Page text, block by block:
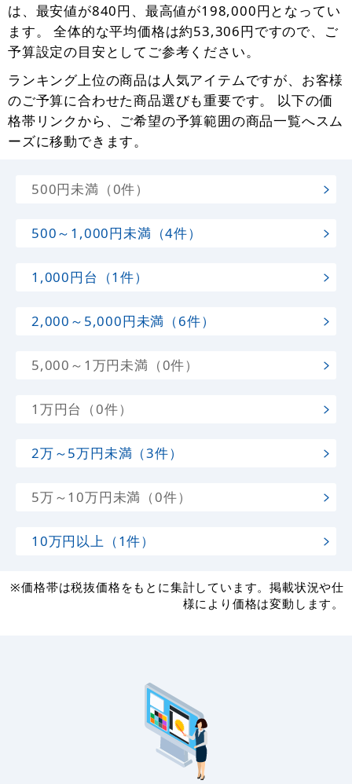
は、最安値が840円、最高値が198,000円となってい
ます。 全体的な平均価格は約53,306円ですので、ご
予算設定の目安としてご参考ください。
ランキング上位の商品は人気アイテムですが、お客様
のご予算に合わせた商品選びも重要です。 以下の価
格帯リンクから、ご希望の予算範囲の商品一覧へスム
ーズに移動できます。
500円未満（0件）
500～1,000円未満（4件）
1,000円台（1件）
2,000～5,000円未満（6件）
5,000～1万円未満（0件）
1万円台（0件）
2万～5万円未満（3件）
5万～10万円未満（0件）
10万円以上（1件）
※価格帯は税抜価格をもとに集計しています。掲載状況や仕
様により価格は変動します。